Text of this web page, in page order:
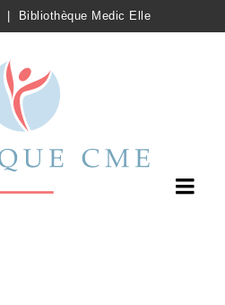
Bibliothèque Medic Elle